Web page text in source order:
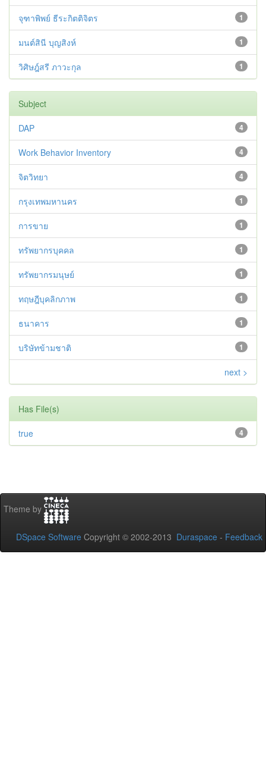
1
จุฑาพิพย์ ธีระกิตติจิตร
1
มนต์สินี บุญสิงห์
1
วิศิษฎ์สรี ภาวะกุล
Subject
4
DAP
4
Work Behavior Inventory
4
จิตวิทยา
1
กรุงเทพมหานคร
1
การขาย
1
ทรัพยากรบุคคล
1
ทรัพยากรมนุษย์
1
ทฤษฎีบุคลิกภาพ
1
ธนาคาร
1
บริษัทข้ามชาติ
next >
Has File(s)
4
true
Theme by
DSpace Software Copyright © 2002-2013 Duraspace - Feedback